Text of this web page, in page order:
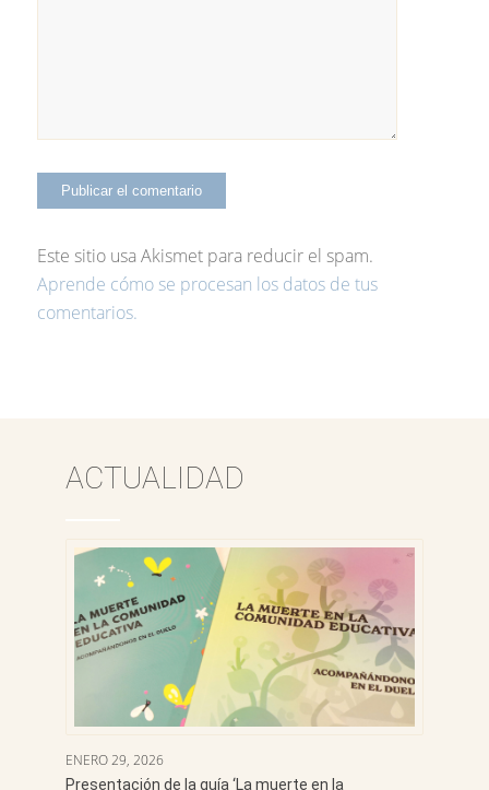
Este sitio usa Akismet para reducir el spam.
Aprende cómo se procesan los datos de tus
comentarios.
ACTUALIDAD
ENERO 29, 2026
Presentación de la guía ‘La muerte en la